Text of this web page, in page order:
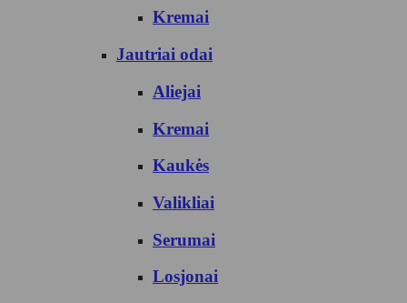
Kremai
Jautriai odai
Aliejai
Kremai
Kaukės
Valikliai
Serumai
Losjonai